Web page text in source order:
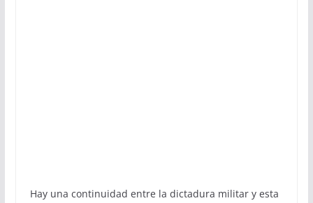
Hay una continuidad entre la dictadura militar y esta